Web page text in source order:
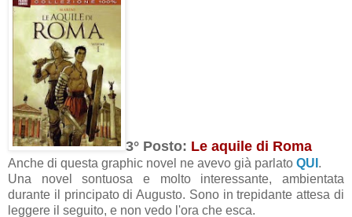
3° Posto: Le aquile di Roma
Anche di questa graphic novel ne avevo già parlato QUI .
Una novel sontuosa e molto interessante, ambientata
durante il principato di Augusto. Sono in trepidante attesa di
leggere il seguito, e non vedo l'ora che esca.